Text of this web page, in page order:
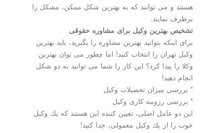
هستند و می توانند كه به بهترین شكل ممكن، مشكل را
برطرف نمایند.
تشخیص بهترین وكیل برای مشاوره حقوقی
برای اینكه بتوانید بهترین مشاوره را بگیرید، باید بهترین
وكیل تهران را انتخاب كنید! اما چطور می توان بهترین
وكلا را پیدا كرد؟ این كار را شما می توانید به دو شكل
انجام دهید!
* بررسی میزان تحصیلات وكیل
* بررسی رزومه كاری وكیل
این دو عامل اصلی، تعیین كننده این هستند كه یك وكیل
خوب را از یك وكیل معمولی، جدا كنید!